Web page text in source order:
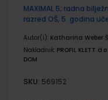
MAXIMAL 5; radna
razred OŠ, 5. godina
Autor(i): Katharina Weber
Nakladnik: PROFIL KLETT
DOM
SKU: 569152